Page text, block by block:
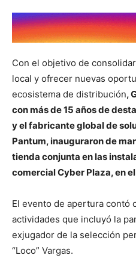
Con el objetivo de
local y ofrecer nuevas
ecosistema de distribución,
con más de 15 años de
y el fabricante global de
Pantum, inauguraron de
tienda conjunta en las
comercial Cyber Plaza, en
El evento de apertura contó
actividades que incluyó la
exjugador de la selección
“Loco” Vargas.